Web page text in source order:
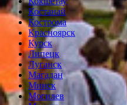
Костанай
Кострома
Красноярск
Курск
Липецк
Луганск
Магадан
Минск
Могилев